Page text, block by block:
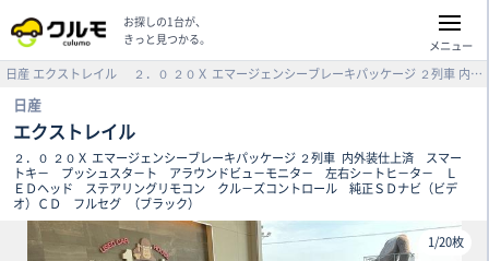
お探しの1台が、
きっと見つかる。
メニュー
日産 エクストレイル ２．０ ２０Ｘ エマージェンシーブレーキパッケージ ２列車 内外装仕上済 スマートキ－ プッシュスタ－ト アラウンドビュ－モニタ－ 左右シ－トヒ－タ－ ＬＥＤヘッド ステアリングリモコン クル－ズコントロール 純正ＳＤナビ（ビデオ）ＣＤ フルセグ （ブラック）
日産
エクストレイル
２．０ ２０Ｘ エマージェンシーブレーキパッケージ ２列車 内外装仕上済 スマー
トキ－ プッシュスタ－ト アラウンドビュ－モニタ－ 左右シ－トヒ－タ－ Ｌ
ＥＤヘッド ステアリングリモコン クル－ズコントロール 純正ＳＤナビ（ビデ
オ）ＣＤ フルセグ
（ブラック）
1/20枚